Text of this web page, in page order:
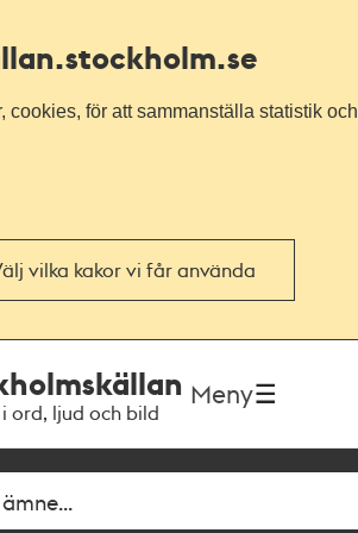
.stockholm.se
för att sammanställa statistik
vilka kakor vi får använda
ord, ljud och bild
Meny